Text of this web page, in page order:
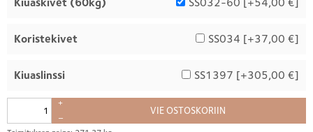
Koristekivet SS034 [+37,00 €]
Kiuaslinssi SS1397 [+305,00 €]
+
–
VIE OSTOSKORIIN